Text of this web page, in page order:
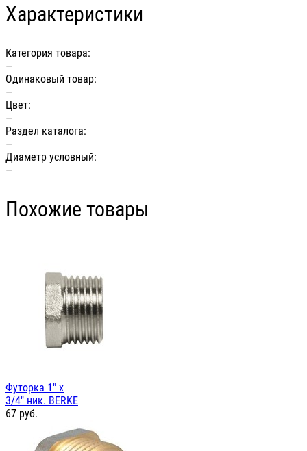
Характеристики
Категория товара:
—
Одинаковый товар:
—
Цвет:
—
Раздел каталога:
—
Диаметр условный:
—
Похожие товары
Футорка 1" х
3/4" ник. BERKE
67 руб.